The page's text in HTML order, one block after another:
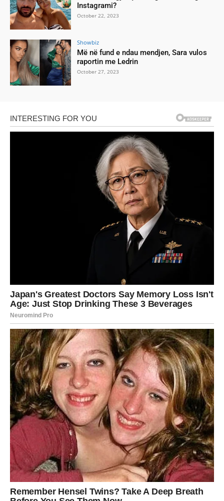
Instagrami?
October 22, 2023
Showbiz
Më në fund e ndau mendjen, Sara vulos
raportin me Ledrin
October 27, 2023